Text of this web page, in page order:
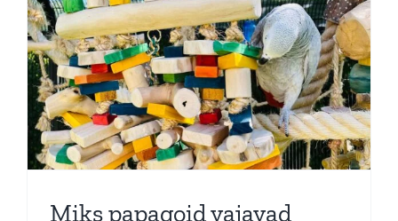
Pakkumised
Blogi
Ettevõttest
KontaktMiks papagoid vajavad